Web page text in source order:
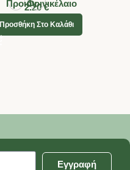
2.20€
Προσθήκη Στο Καλάθι
Εγγραφή